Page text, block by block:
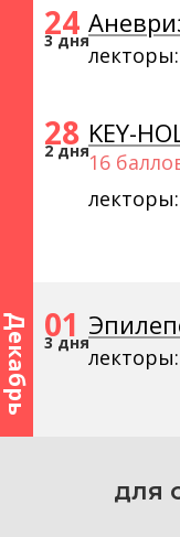
24
3 дня
лекторы:
28
2 дня
KEY-
16
лекторы:
Декабрь 01
3 дня
лекторы:
для